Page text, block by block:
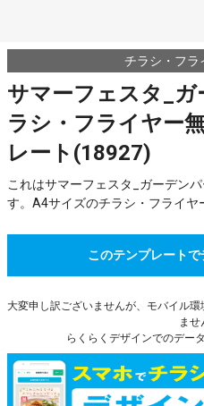
チラシ・フラ
サマーフェスタ_
ラシ・フライヤー
レート(18927)
これはサマーフェスタ_ガーデン
す。A4サイズのチラシ・フライヤ
このテンプレート
大変申し訳ございませんが、モバイル
ませ
らくらくデザインでのデー